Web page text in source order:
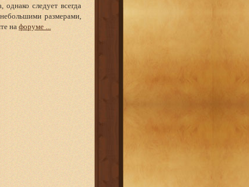
следует всегда
размерами,
на форуме ...